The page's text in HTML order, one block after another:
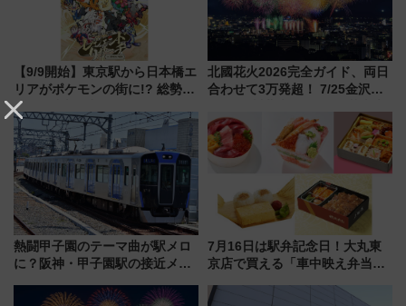
【9/9開始】東京駅から日本橋エ
リアがポケモンの街に!? 総勢
100匹以上が出現「レジェンド
リサーチ」本格謎解き・グッズ
情報まとめ
北國花火2026完全ガイド、両日
合わせて3万発超！ 7/25金沢大
会の日程・アクセス・観覧席ま
とめ（石川県）
熱闘甲子園のテーマ曲が駅メロ
に？阪神・甲子園駅の接近メロ
谷実アレンジの特別仕様へ、8月
7月16日は駅弁記念日！大丸東
京店で買える「車中映え弁当」